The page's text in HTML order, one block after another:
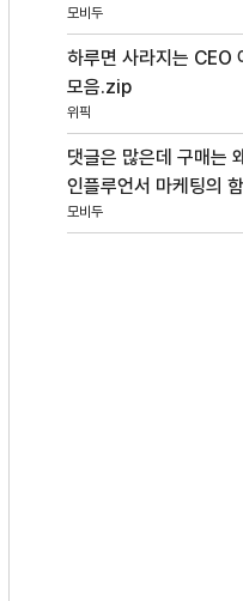
모비두
하루면 사라지는 CEO
모음.zip
위픽
댓글은 많은데 구매는
인플루언서 마케팅의
모비두